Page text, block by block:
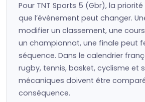
Pour TNT Sports 5 (Gbr), la
que l’événement peut changer.
modifier un classement, une
un championnat, une finale peut
séquence. Dans le calendrier
rugby, tennis, basket, cyclisme et
mécaniques doivent être
conséquence.